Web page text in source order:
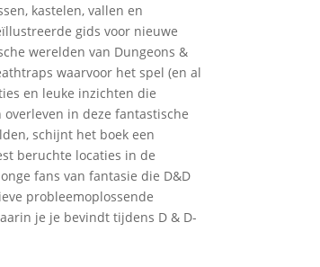
kastelen, vallen en
gids voor nieuwe
werelden van Dungeons &
waarvoor het spel (en al
en leuke inzichten die
in deze fantastische
schijnt het boek een
beruchte locaties in de
fans van fantasie die D&D
probleemoplossende
je je bevindt tijdens D & D-